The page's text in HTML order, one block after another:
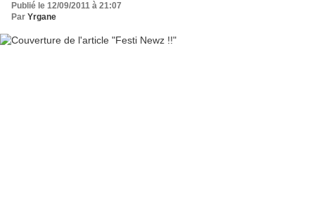
Publié le 12/09/2011 à 21:07
Par Yrgane